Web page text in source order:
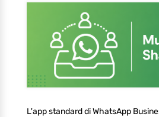
L'app standard di WhatsApp